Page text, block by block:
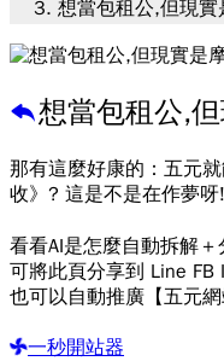
想當包租公,但現實
想當包租公,
那有這麼好康的：五元
收》? 這是不是在作夢呀!
看看AI是怎麼自動拆解
可將此頁分享到 Line FB
也可以自動推廣【五元
一秒開站器